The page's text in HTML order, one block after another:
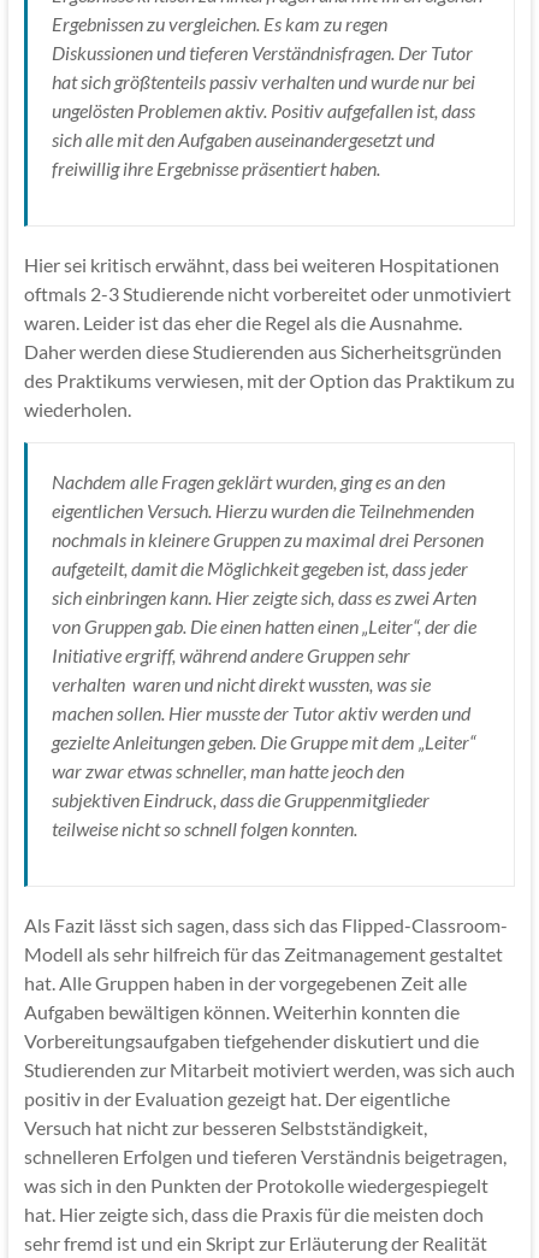
Ergebnissen zu vergleichen. Es kam zu regen
Diskussionen und tieferen Verständnisfragen. Der Tutor
hat sich größtenteils passiv verhalten und wurde nur bei
ungelösten Problemen aktiv. Positiv aufgefallen ist, dass
sich alle mit den Aufgaben auseinandergesetzt und
freiwillig ihre Ergebnisse präsentiert haben.
Hier sei kritisch erwähnt, dass bei weiteren Hospitationen
oftmals 2-3 Studierende nicht vorbereitet oder unmotiviert
waren. Leider ist das eher die Regel als die Ausnahme.
Daher werden diese Studierenden aus Sicherheitsgründen
des Praktikums verwiesen, mit der Option das Praktikum zu
wiederholen.
Nachdem alle Fragen geklärt wurden, ging es an den
eigentlichen Versuch. Hierzu wurden die Teilnehmenden
nochmals in kleinere Gruppen zu maximal drei Personen
aufgeteilt, damit die Möglichkeit gegeben ist, dass jeder
sich einbringen kann. Hier zeigte sich, dass es zwei Arten
von Gruppen gab. Die einen hatten einen „Leiter“, der die
Initiative ergriff, während andere Gruppen sehr
verhalten waren und nicht direkt wussten, was sie
machen sollen. Hier musste der Tutor aktiv werden und
gezielte Anleitungen geben. Die Gruppe mit dem „Leiter“
war zwar etwas schneller, man hatte jeoch den
subjektiven Eindruck, dass die Gruppenmitglieder
teilweise nicht so schnell folgen konnten.
Als Fazit lässt sich sagen, dass sich das Flipped-Classroom-
Modell als sehr hilfreich für das Zeitmanagement gestaltet
hat. Alle Gruppen haben in der vorgegebenen Zeit alle
Aufgaben bewältigen können. Weiterhin konnten die
Vorbereitungsaufgaben tiefgehender diskutiert und die
Studierenden zur Mitarbeit motiviert werden, was sich auch
positiv in der Evaluation gezeigt hat. Der eigentliche
Versuch hat nicht zur besseren Selbstständigkeit,
schnelleren Erfolgen und tieferen Verständnis beigetragen,
was sich in den Punkten der Protokolle wiedergespiegelt
hat. Hier zeigte sich, dass die Praxis für die meisten doch
sehr fremd ist und ein Skript zur Erläuterung der Realität